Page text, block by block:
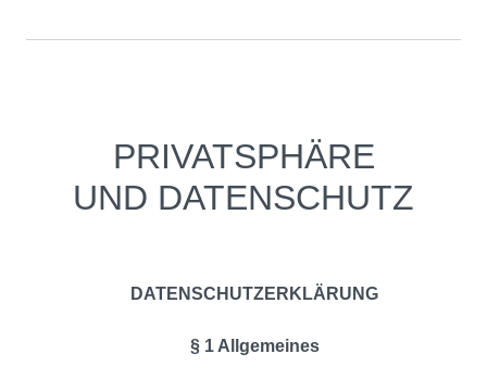
PRIVATSPHÄRE
UND DATENSCHUTZ
DATENSCHUTZERKLÄRUNG
§ 1 Allgemeines